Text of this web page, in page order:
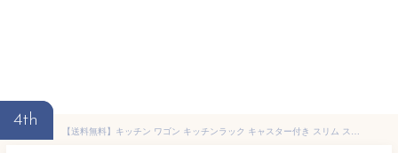
4th
【送料無料】キッチン ワゴン キッチンラック キャスター付き スリム スチール ラック サイドワゴン 収納ラック 収納棚 省スペース 幅45 奥行30 棚 3段 サイドテーブル ポットワゴン おしゃれ アイボリー ブラウン gc-p76